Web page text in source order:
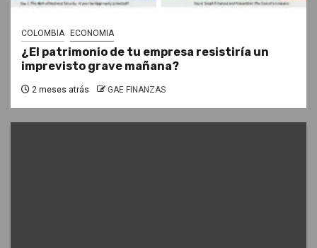
COLOMBIA ECONOMIA
¿El patrimonio de tu empresa resistiría un
imprevisto grave mañana?
2 meses atrás GAE FINANZAS